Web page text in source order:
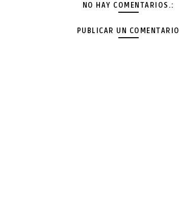
NO HAY COMENTARIOS.:
PUBLICAR UN COMENTARIO